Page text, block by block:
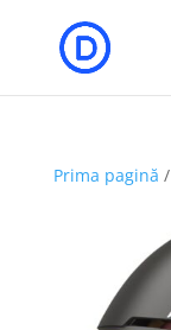
Prima pagină /